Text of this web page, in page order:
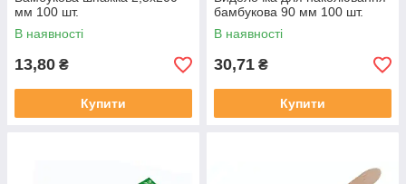
мм 100 шт.
В наявності
13,80 ₴
Купити
бамбукова 90 мм 100 шт.
В наявності
30,71 ₴
Купити